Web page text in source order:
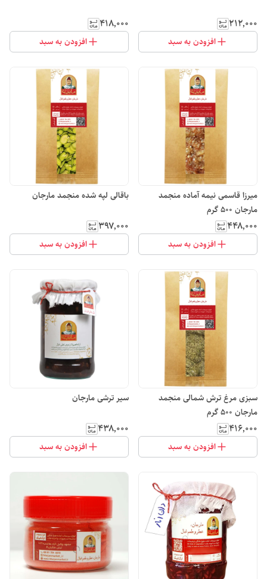
۲۱۲٬۰۰۰
افزودن به سبد
۴۱۸٬۰۰۰
افزودن به سبد
میرزا قاسمی نیمه آماده منجمد
مارجان 500 گرم
۴۴۸٬۰۰۰
افزودن به سبد
باقالی لپه شده منجمد مارجان
۳۹۷٬۰۰۰
افزودن به سبد
سبزی مرغ ترش شمالی منجمد
مارجان 500 گرم
۴۱۶٬۰۰۰
افزودن به سبد
سیر ترشی مارجان
۴۳۸٬۰۰۰
افزودن به سبد